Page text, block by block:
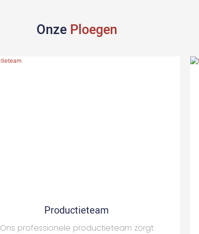
Onze Ploegen
Productieteam
Ons professionele productieteam zorgt